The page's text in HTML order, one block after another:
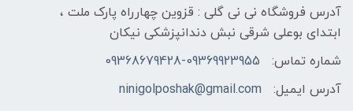
آدرس فروشگاه نی نی گلی : قزوین چهارراه پارک ملت ،
ابتدای بوعلی شرقی نبش دندانپزشکی نیکان
شماره تماس:
09368679428-09369923955
آدرس ایمیل:
ninigolposhak@gmail.com